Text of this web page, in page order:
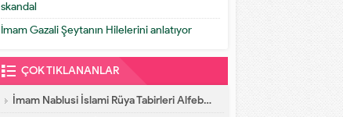
skandal
İmam Gazali Şeytanın Hilelerini anlatıyor
ÇOK TIKLANANLAR
İmam Nablusi İslami Rüya Tabirleri Alfebatik Sıra